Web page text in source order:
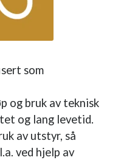
som
og bruk av teknisk
og lang levetid.
av utstyr, så
ved hjelp av